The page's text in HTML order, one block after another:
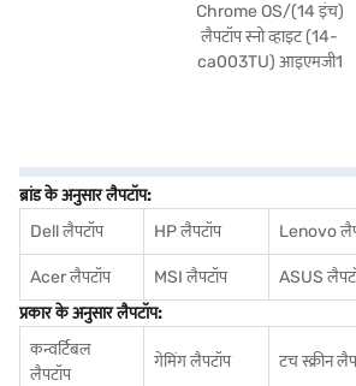
ब्रांड के अनुसार लैपटॉप:
Dell लैपटॉप
HP लैपटॉप Lenovo
Acer लैपटॉप MSI लैपटॉप
ASUS
प्रकार के अनुसार लैपटॉप:
कन्वर्टिबल
लैपटॉप
गेमिंग लैपटॉप टच स्क्रीन